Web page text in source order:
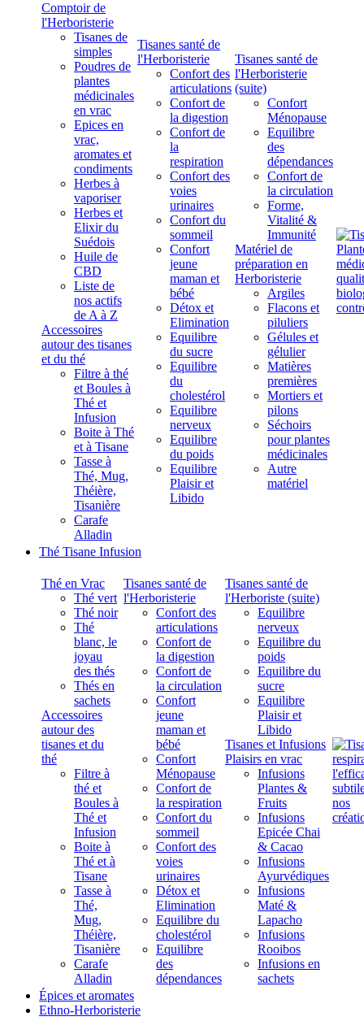
Comptoir de
l'Herboristerie
Tisanes de
simples
Poudres de
plantes
médicinales
en vrac
Epices en
vrac,
aromates et
condiments
Herbes à
vaporiser
Herbes et
Elixir du
Suédois
Huile de
CBD
Liste de
nos actifs
de A à Z
Accessoires
autour des tisanes
et du thé
Filtre à thé
et Boules à
Thé et
Infusion
Boite à Thé
et à Tisane
Tasse à
Thé, Mug,
Théière,
Tisanière
Carafe
Alladin
Tisanes santé de
l'Herboristerie
Confort des
articulations
Confort de
la digestion
Confort de
la
respiration
Confort des
voies
urinaires
Confort du
sommeil
Confort
jeune
maman et
bébé
Détox et
Elimination
Equilibre
du sucre
Equilibre
du
cholestérol
Equilibre
nerveux
Equilibre
du poids
Equilibre
Plaisir et
Libido
Tisanes santé de
l'Herboristerie
(suite)
Confort
Ménopause
Equilibre
des
dépendances
Confort de
la circulation
Forme,
Vitalité &
Immunité
Matériel de
préparation en
Herboristerie
Argiles
Flacons et
piluliers
Gélules et
gélulier
Matières
premières
Mortiers et
pilons
Séchoirs
pour plantes
médicinales
Autre
matériel
Thé Tisane Infusion
Thé en Vrac
Thé vert
Thé noir
Thé
blanc, le
joyau
des thés
Thés en
sachets
Accessoires
autour des
tisanes et du
thé
Filtre à
thé et
Boules à
Thé et
Infusion
Boite à
Thé et à
Tisane
Tasse à
Thé,
Mug,
Théière,
Tisanière
Carafe
Alladin
Tisanes santé de
l'Herboristerie
Confort des
articulations
Confort de
la digestion
Confort de
la circulation
Confort
jeune
maman et
bébé
Confort
Ménopause
Confort de
la respiration
Confort du
sommeil
Confort des
voies
urinaires
Détox et
Elimination
Equilibre du
cholestérol
Equilibre
des
dépendances
Tisanes santé de
l'Herboriste (suite)
Equilibre
nerveux
Equilibre du
poids
Equilibre du
sucre
Equilibre
Plaisir et
Libido
Tisanes et Infusions
Plaisirs en vrac
Infusions
Plantes &
Fruits
Infusions
Epicée Chai
& Cacao
Infusions
Ayurvédiques
Infusions
Maté &
Lapacho
Infusions
Rooibos
Infusions en
sachets
Épices et aromates
Ethno-Herboristerie